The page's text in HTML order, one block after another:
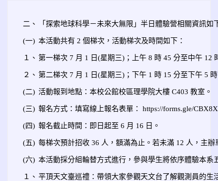
二、 「探索地球科學－未來大無限」半日體驗營相關資訊如
(一) 本活動共有 2 個梯次，活動梯次及時間如下：
１、 第一梯次 7 月 1 日(星期三)；上午 8 時 45 分至中午 12
２、 第二梯次 7 月 1 日(星期三)；下午 1 時 15 分至下午 5
(二) 活動報到地點：本校公館校區理學院大樓 C403 教室。
(三) 報名方式：填寫線上報名表單： https://forms.gle/
(四) 報名截止時間：即日起至 6 月 16 日。
(五) 每梯次預計招收 36 人，額滿為止。若未滿 12 人，主
(六) 本活動採分組輪替方式進行，參與學生將依序體驗本系
１、 平頂天文臺巡禮：帶領大家參觀天文台了解觀測員的